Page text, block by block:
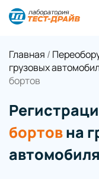
Главная /
грузовых
бортов
бортовна